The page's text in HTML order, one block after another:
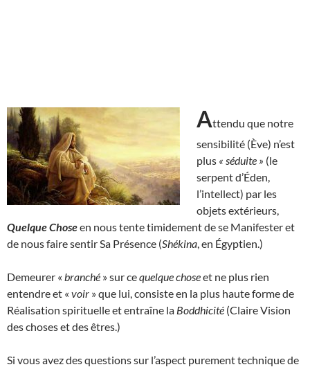
Attendu que notre
sensibilité (Ève) n’est
plus « séduite » (le
serpent d’Éden,
l’intellect) par les
objets extérieurs,
Quelque Choseen nous tente timidement de se Manifester et
de nous faire sentir Sa Présence (Shékina , en Égyptien.)
Demeurer « branché » sur cequelque choseet ne plus rien
entendre et « voir » que lui, consiste en la plus haute forme de
Réalisation spirituelle et entraîne la Boddhicité (Claire Vision
des choses et des êtres.)
Si vous avez des questions sur l’aspect purement technique de